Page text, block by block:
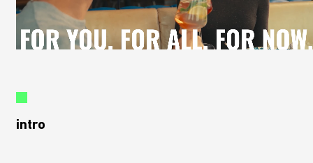
intro